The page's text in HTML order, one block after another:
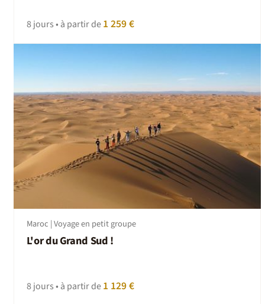
8 jours • à partir de1 259 €
Maroc | Voyage en petit groupe
L'or du Grand Sud !
8 jours • à partir de1 129 €